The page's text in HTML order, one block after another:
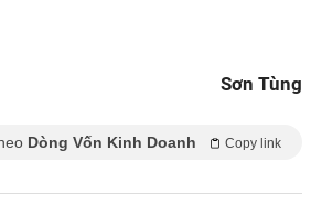
Sơn Tùng
Dòng Vốn Kinh Doanh Copy link